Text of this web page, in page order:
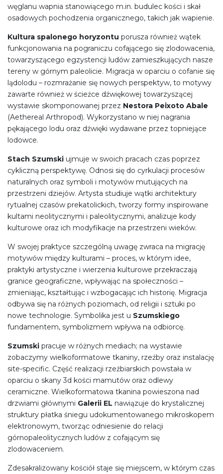
węglanu wapnia stanowiącego m.in. budulec kości i skał
osadowych pochodzenia organicznego, takich jak wapienie.
Kultura spalonego horyzontu porusza również wątek
funkcjonowania na pograniczu cofającego się zlodowacenia,
towarzyszącego egzystencji ludów zamieszkujących nasze
tereny w górnym paleolicie. Migracja w oparciu o cofanie się
lądolodu – rozmrażanie się nowych perspektyw, to motywy
zawarte również w ścieżce dźwiękowej towarzyszącej
wystawie skomponowanej przez Nestora Peixoto Abale
(Aethereal Arthropod). Wykorzystano w niej nagrania
pękającego lodu oraz dźwięki wydawane przez topniejące
lodowce.
Stach Szumski ujmuje w swoich pracach czas poprzez
cykliczną perspektywę. Odnosi się do cyrkulacji procesów
naturalnych oraz symboli i motywów mutujących na
przestrzeni dziejów. Artysta studiuje wątki architektury
rytualnej czasów prekatolickich, tworzy formy inspirowane
kultami neolitycznymi i paleolitycznymi, analizuje kody
kulturowe oraz ich modyfikacje na przestrzeni wieków.
W swojej praktyce szczególną uwagę zwraca na migrację
motywów między kulturami – proces, w którym idee,
praktyki artystyczne i wierzenia kulturowe przekraczają
granice geograficzne, wpływając na społeczności –
zmieniając, kształtując i wzbogacając ich historię. Migracja
odbywa się na różnych poziomach, od religii i sztuki po
nowe technologie. Symbolika jest u Szumskiego
fundamentem, symbolizmem wpływa na odbiorcę.
Szumski pracuje w różnych mediach; na wystawie
zobaczymy wielkoformatowe tkaniny, rzeźby oraz instalację
site-specific. Część realizacji rzeźbiarskich powstała w
oparciu o skany 3d kości mamutów oraz odlewy
ceramiczne. Wielkoformatowa tkanina powieszona nad
drzwiami głównymi Galerii EL nawiązuje do krystalicznej
struktury płatka śniegu udokumentowanego mikroskopem
elektronowym, tworząc odniesienie do relacji
górnopaleolitycznych ludów z cofającym się
zlodowaceniem.
Zdesakralizowany kościół staje się miejscem, w którym czas